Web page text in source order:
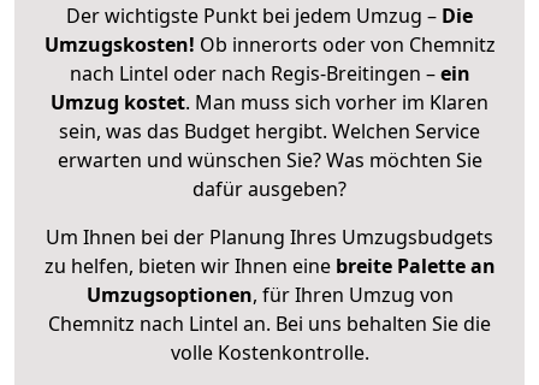
Der wichtigste Punkt bei jedem Umzug – Die
Umzugskosten! Ob innerorts oder von Chemnitz
nach Lintel oder nach Regis-Breitingen –ein
Umzug kostet. Man muss sich vorher im Klaren
sein, was das Budget hergibt. Welchen Service
erwarten und wünschen Sie? Was möchten Sie
dafür ausgeben?
Um Ihnen bei der Planung Ihres Umzugsbudgets
zu helfen, bieten wir Ihnen eine breite Palette an
Umzugsoptionen, für Ihren Umzug von
Chemnitz nach Lintel an. Bei uns behalten Sie die
volle Kostenkontrolle.